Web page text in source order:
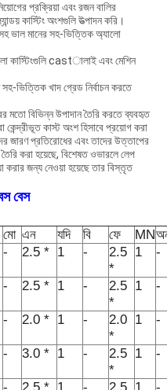
প্রক্রিয়া এবং রজন বালির
কাস্টিং অংশগুলি উত্পাদন করি।
ভাল মানের সহ-ভিত্তিক অ্যালো
কাস্টিংগুলি castালাই এবং মেশিন
ভিত্তিক খাদ গ্রেড নির্বাচন করতে
মতো বিভিন্ন উপাদান তৈরি করতে ব্যবহৃত
কেন্দ্রীভূত কাস্ট অংশ হিসাবে প্রয়োগ করা
জারণ প্রতিরোধের এবং তাদের উত্তাপের
করা হয়েছে, বিশেষত ওভারলে লেপ
করার জন্য নেওয়া হয়েছে তার বিস্তৃত
বেস
মো এন যদি বি ফে MN
- 2.5 * 1 -
2.5
*
1 -
- 2.5 * 1 -
2.5
*
1 -
- 2.0 * 1 -
2.0
*
1 -
- 3.0 * 1 -
2.5
*
1 -